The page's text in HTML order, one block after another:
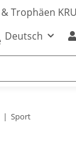
Deutsch
Sport